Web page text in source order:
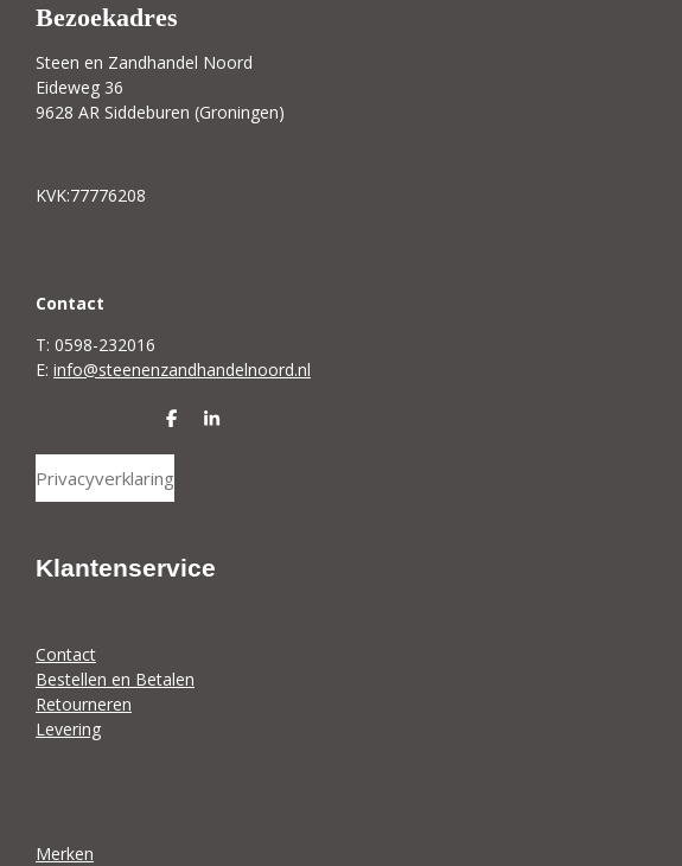
Bezoekadres
Steen en Zandhandel Noord
Eideweg 36
9628 AR Siddeburen (Groningen)
KVK:77776208
Contact
T: 0598-232016
E: info@steenenzandhandelnoord.nl
D
l
e
n
S
Privacyverklaring
Klantenservice
Contact
Bestellen en Betalen
Retourneren
Levering
Merken